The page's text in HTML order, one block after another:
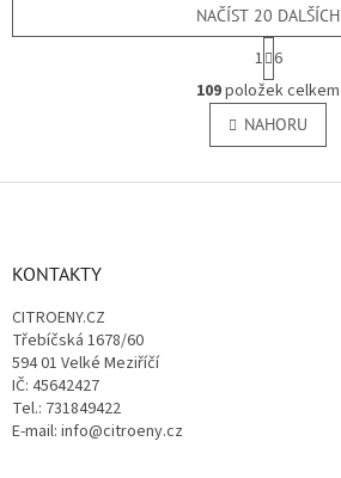
O
v
l
á
NAČÍST 20 DALŠÍCH
S
t
r
á
n
k
v
1 6
109položek celkem
NAHORU
KONTAKTY
CITROENY.CZ
Třebíčská 1678/60
594 01 Velké Meziříčí
IČ: 45642427
Tel.: 731849422
E-mail: info@citroeny.cz